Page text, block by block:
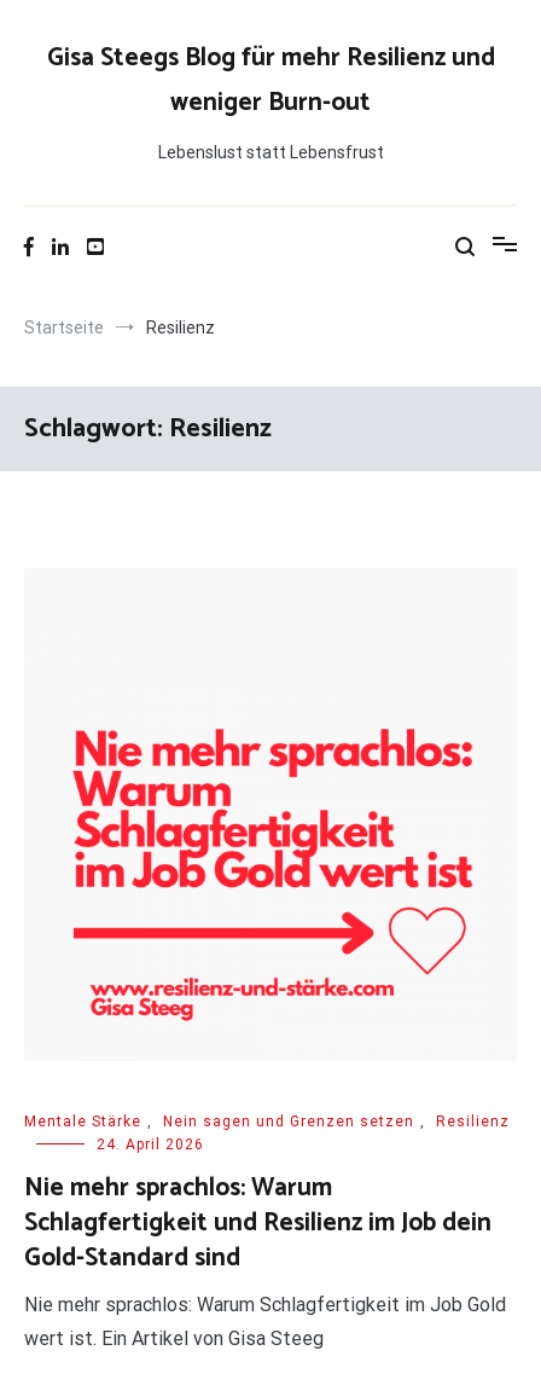
springenGisa Steegs Blog für mehr Resilienz und
weniger Burn-out
Lebenslust statt Lebensfrust
Startseite Resilienz
Schlagwort: Resilienz
Mentale Stärke , Nein sagen und Grenzen setzen ,
Resilienz
24. April 2026
Nie mehr sprachlos: Warum
Schlagfertigkeit und Resilienz im Job dein
Gold-Standard sind
Nie mehr sprachlos: Warum Schlagfertigkeit im Job Gold
wert ist. Ein Artikel von Gisa Steeg